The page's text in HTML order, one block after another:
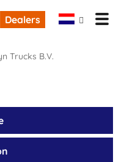
Dealers
Trucks B.V.